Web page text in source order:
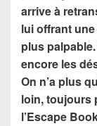
arrive à
lui offrant
plus
encore les
On n’a plus
loin, toujours
l’Escape